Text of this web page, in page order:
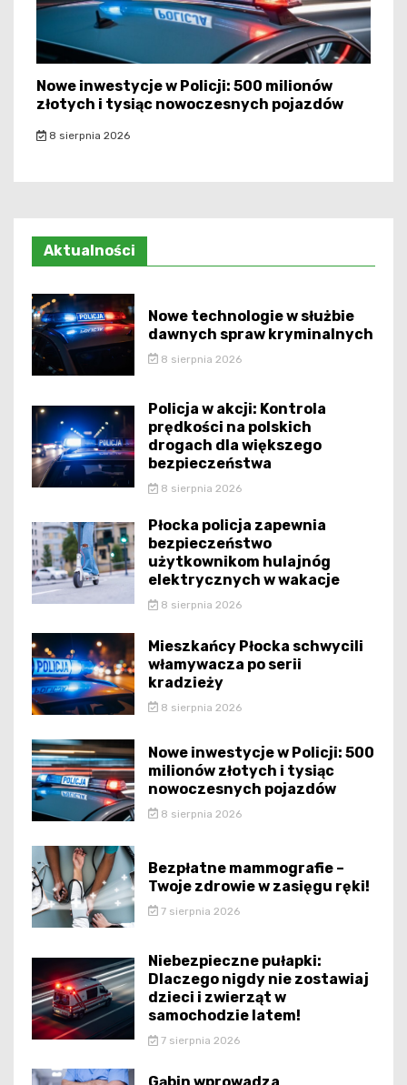
Nowe inwestycje w Policji: 500 milionów
złotych i tysiąc nowoczesnych pojazdów
8 sierpnia 2026
Aktualności
Nowe technologie w służbie
dawnych spraw kryminalnych
8 sierpnia 2026
Policja w akcji: Kontrola
prędkości na polskich
drogach dla większego
bezpieczeństwa
8 sierpnia 2026
Płocka policja zapewnia
bezpieczeństwo
użytkownikom hulajnóg
elektrycznych w wakacje
8 sierpnia 2026
Mieszkańcy Płocka schwycili
włamywacza po serii
kradzieży
8 sierpnia 2026
Nowe inwestycje w Policji: 500
milionów złotych i tysiąc
nowoczesnych pojazdów
8 sierpnia 2026
Bezpłatne mammografie –
Twoje zdrowie w zasięgu ręki!
7 sierpnia 2026
Niebezpieczne pułapki:
Dlaczego nigdy nie zostawiaj
dzieci i zwierząt w
samochodzie latem!
7 sierpnia 2026
Gąbin wprowadza